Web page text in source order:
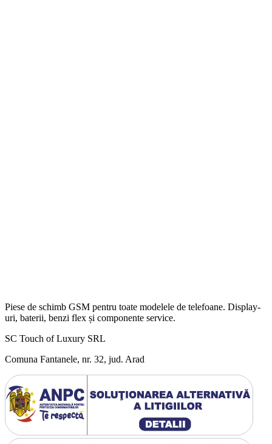
Piese de schimb GSM pentru toate modelele de telefoane. Display-
uri, baterii, benzi flex și componente service.
SC Touch of Luxury SRL
Comuna Fantanele, nr. 32, jud. Arad